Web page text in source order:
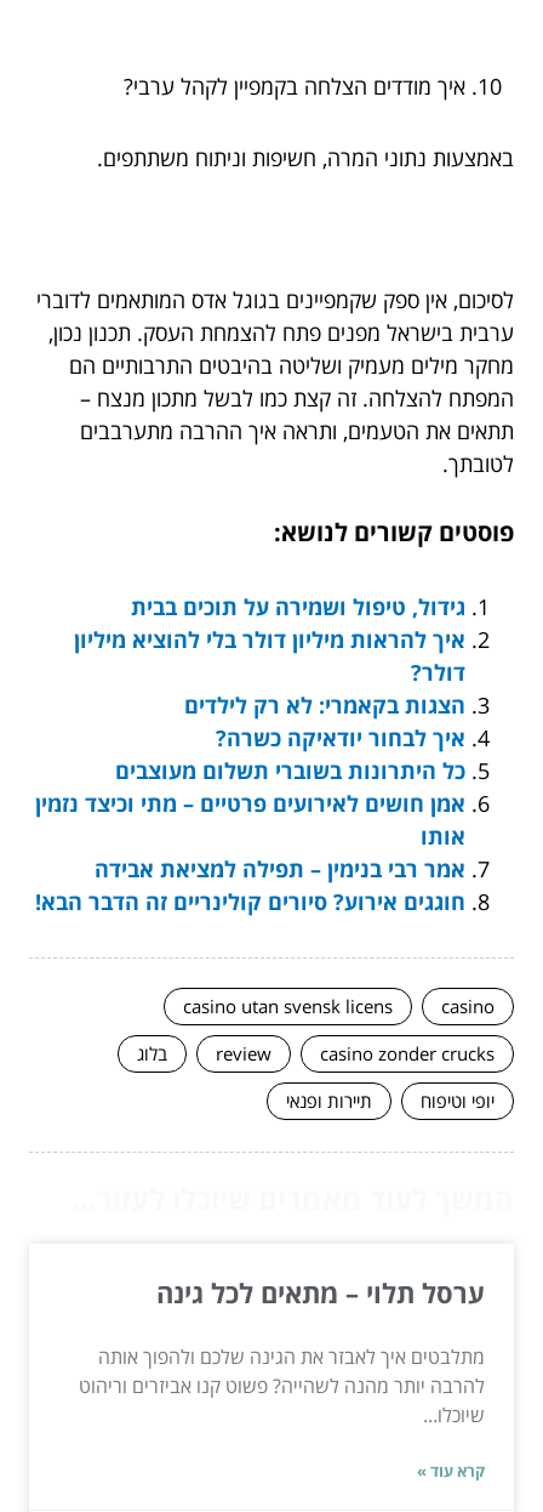
איך מודדים הצלחה בקמפיין לקהל ערבי?
באמצעות נתוני המרה, חשיפות וניתוח משתתפים.
לסיכום, אין ספק שקמפיינים בגוגל אדס המותאמים לדוברי
ערבית בישראל מפנים פתח להצמחת העסק. תכנון נכון,
מחקר מילים מעמיק ושליטה בהיבטים התרבותיים הם
המפתח להצלחה. זה קצת כמו לבשל מתכון מנצח –
תתאים את הטעמים, ותראה איך ההרבה מתערבבים
לטובתך.
פוסטים קשורים לנושא:
גידול, טיפול ושמירה על תוכים בבית
איך להראות מיליון דולר בלי להוציא מיליון
דולר?
הצגות בקאמרי: לא רק לילדים
איך לבחור יודאיקה כשרה?
כל היתרונות בשוברי תשלום מעוצבים
אמן חושים לאירועים פרטיים – מתי וכיצד נזמין
אותו
אמר רבי בנימין – תפילה למציאת אבידה
חוגגים אירוע? סיורים קולינריים זה הדבר הבא!
casino
casino utan svensk licens
casino zonder crucks
review
בלוג
יופי וטיפוח
תיירות ופנאי
ערסל תלוי – מתאים לכל גינה
מתלבטים איך לאבזר את הגינה שלכם ולהפוך אותה
להרבה יותר מהנה לשהייה? פשוט קנו אביזרים וריהוט
שיוכלו...
קרא עוד »